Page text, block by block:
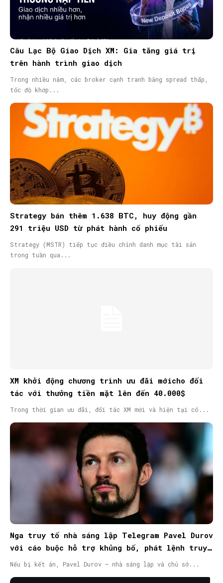
Câu Lạc Bộ Giao Dịch XM: Gia tăng giá trị
trên hành trình giao dịch
Trong nhiều năm, các broker cạnh tranh bằng spread thấp,
tốc độ khớp...
Strategy bán thêm 1.638 BTC, huy động gần
291 triệu USD từ phát hành cổ phiếu
Strategy (MSTR) tiếp tục điều chỉnh danh mục tài sản
trong tuần qua...
XM khởi động chương trình ưu đãi mớicho đối
tác với thưởng tiền mặt lên đến 40.000$
Trong thời gian ưu đãi, đối tác XM mới và hiện tại có...
Nga truy tố nhà sáng lập Telegram Pavel Durov
với cáo buộc hỗ trợ khủng bố, phát lệnh truy
nã quốc tế
Nếu bị kết án, Pavel Durov – nhà sáng lập và chủ sở...